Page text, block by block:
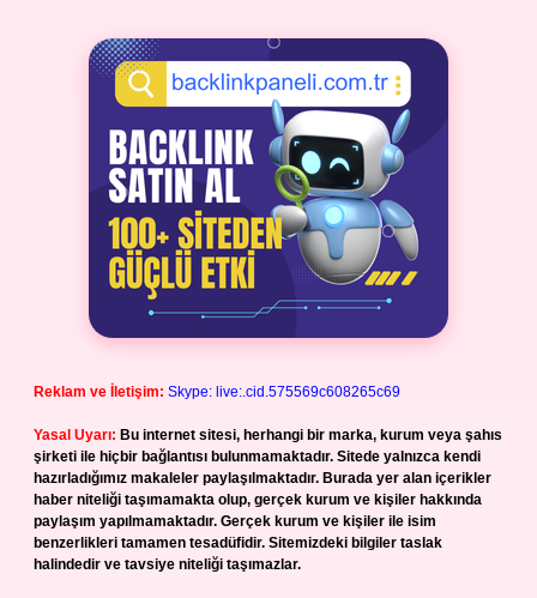
Reklam ve İletişim: Skype: live:.cid.575569c608265c69
Yasal Uyarı: Bu internet sitesi, herhangi bir marka, kurum veya şahıs
şirketi ile hiçbir bağlantısı bulunmamaktadır. Sitede yalnızca kendi
hazırladığımız makaleler paylaşılmaktadır. Burada yer alan içerikler
haber niteliği taşımamakta olup, gerçek kurum ve kişiler hakkında
paylaşım yapılmamaktadır. Gerçek kurum ve kişiler ile isim
benzerlikleri tamamen tesadüfidir. Sitemizdeki bilgiler taslak
halindedir ve tavsiye niteliği taşımazlar.